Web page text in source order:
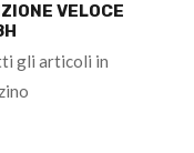
VELOCE
gli articoli in